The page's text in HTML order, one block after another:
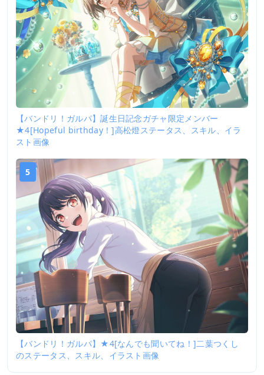
【バンドリ！ガルパ】誕生日記念ガチャ限定メンバー
★4[Hopeful birthday！]高松燈ステータス、スキル、イラ
スト画像
5
【バンドリ！ガルパ】★4[なんでも聞いてね！]二葉つくし
のステータス、スキル、イラスト画像